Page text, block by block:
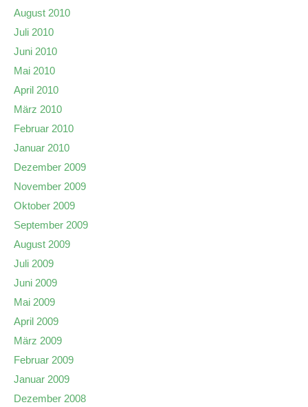
August 2010
Juli 2010
Juni 2010
Mai 2010
April 2010
März 2010
Februar 2010
Januar 2010
Dezember 2009
November 2009
Oktober 2009
September 2009
August 2009
Juli 2009
Juni 2009
Mai 2009
April 2009
März 2009
Februar 2009
Januar 2009
Dezember 2008